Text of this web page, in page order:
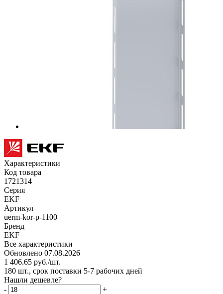
Характеристики
Код товара
1721314
Серия
EKF
Артикул
uerm-kor-p-1100
Бренд
EKF
Все характеристики
Обновлено 07.08.2026
1 406.65 руб./шт.
180 шт., срок поставки 5-7 рабочих дней
Нашли дешевле?
-
+